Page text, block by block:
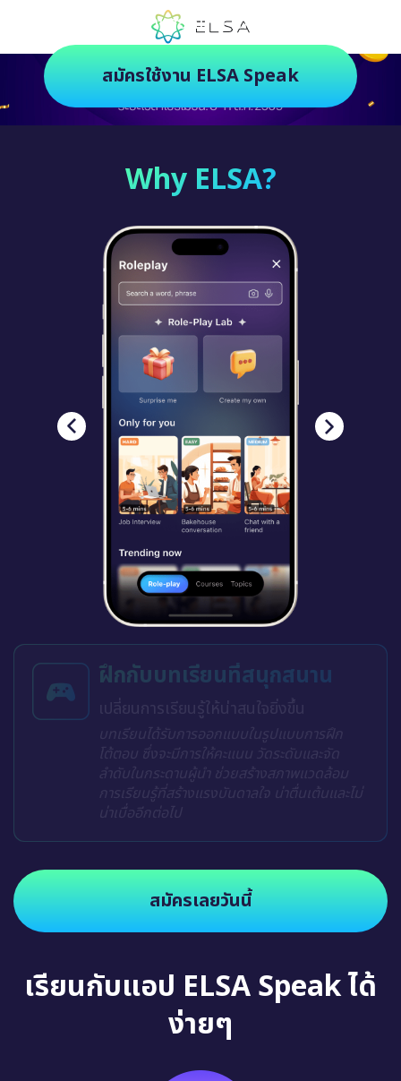
ตัวช่วยฝึกภาษายุคใหม่ ฝึกสนุกยิ่งกว่า
สมัครใช้งาน ELSA Speak
Why ELSA?
ฝึกกับบทเรียนที่สนุกสนาน
เปลี่ยนการเรียนรู้ให้น่าสนใจยิ่งขึ้น
บทเรียนได้รับการออกแบบในรูปแบบการฝึก
โต้ตอบ ซึ่งจะมีการให้คะแนน วัดระดับและจัด
ลำดับในกระดานผู้นำ ช่วยสร้างสภาพแวดล้อม
การเรียนรู้ที่สร้างแรงบันดาลใจ น่าตื่นเต้นและไม่
น่าเบื่ออีกต่อไป
สมัครเลยวันนี้
เรียนกับแอป ELSA Speak ได้
ง่ายๆ